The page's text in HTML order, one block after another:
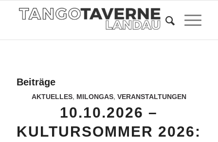
Beiträge
AKTUELLES, MILONGAS, VERANSTALTUNGEN
10.10.2026 –
KULTURSOMMER 2026: